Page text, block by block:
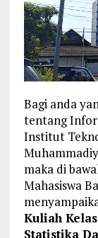
Bagi anda
tentang
Institut
maka di
Mahasiswa
Kuliah
Statistika